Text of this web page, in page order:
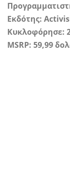
Εκδότης:
Κυκλοφόρησε:
MSRP: 59,99